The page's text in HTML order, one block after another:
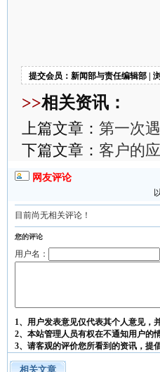
提交会员：新闻部与责任编辑部 |
>>相关资讯：
上篇文章： 第一次
下篇文章： 客户的
网友评论
目前尚无相关评论！
您的评论
用户名：
1、用户发表意见仅代表其个人意见，
2、本站管理人员有权在不通知用户的
3、请客观的评价您所看到的资讯，提
相关文章